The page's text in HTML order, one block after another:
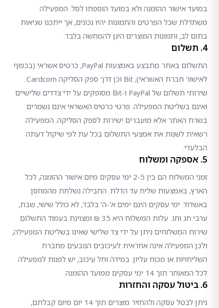
במועד אישור ההזמנה ולא במועד הוספתו לסל. המפעילה
משתדלת שכל הפרטים והתמונות יהיו נכונים, אך ייתכנו שגיאות
בתום לב, ותמונות המוצרים הינן להמחשה בלבד.
4. תשלום
התשלום באתר מתבצע באמצעות PayPal, כרטיס אשראי (בכפוף
לאישור חברת האשראי), Bit וכן דרך ספק הסליקה Cardcom.
שירותי תשלום של PayPal ו-Bit מסופקים על ידי צדדים שלישיים
ואינם בשליטת המפעילה. פרטי כרטיס האשראי אינם נשמרים
בשרת האתר אלא מועברים ישירות לספק הסליקה. המפעילה
רשאית לשנות את אמצעי התשלום בכל עת לפי שיקול דעתה
הבלעדי.
5. אספקה ומשלוח
זמני המשלוח הם בין 2-5 ימי עסקים מיום אישור ההזמנה, לכל
הארץ, באמצעות שליח עד הדלת. החבילה נשלחת מהמחסן
באשדוד. ימי עסקים הינם ימים א'-ה' בלבד, לא כולל שישי, שבת,
ערבי חג וחג. עלות המשלוח היא 35 ₪ ומצוינת בעמוד התשלום.
שירות המשלוחים ניתן על ידי צד שלישי שאינו בשליטת המפעילה,
ולכן המפעילה אינה אחראית לעיכובים הנובעים מחברת
השליחויות או מכוח עליון. במידה וחל עיכוב, יש לפנות למפעילה
לכל המאוחר תוך 14 ימי עסקים ממועד ההזמנה.
6. ביטול עסקה והחזרות
ניתן לבטל עסקה ולהחזיר מוצרים תוך 14 יום מיום קבלתם,